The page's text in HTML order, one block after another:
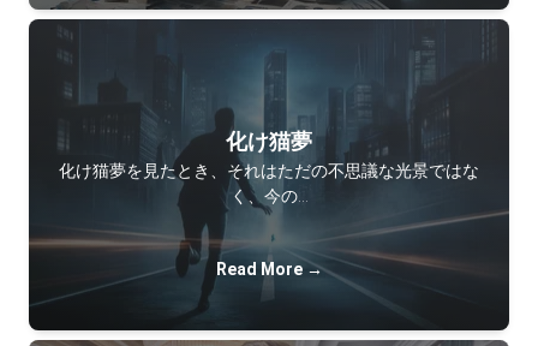
化け猫夢
化け猫夢を見たとき、それはただの不思議な光景ではな
く、今の…
Read More →